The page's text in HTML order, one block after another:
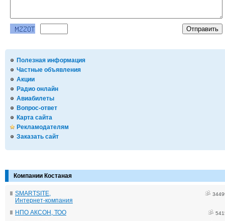
Полезная информация
Частные объявления
Акции
Радио онлайн
Авиабилеты
Вопрос-ответ
Карта сайта
Рекламодателям
Заказать сайт
Компании Костаная
SMARTSITE,
Интернет-компания
НПО АКСОН, ТОО